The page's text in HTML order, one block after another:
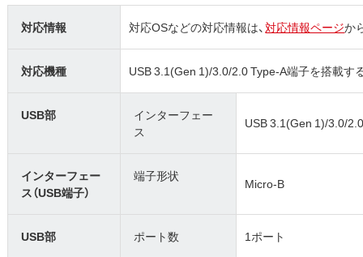
対応情報 対応OSなどの対応情報は、対応情報ページか
対応機種 USB 3.1(Gen 1)/3.0/2.0 Type-A端子を搭載す
USB部
インターフェー
ス
USB 3.1(Gen 1)/3.0/
インターフェー
ス（USB端子）
端子形状 Micro-B
USB部 ポート数 1ポート